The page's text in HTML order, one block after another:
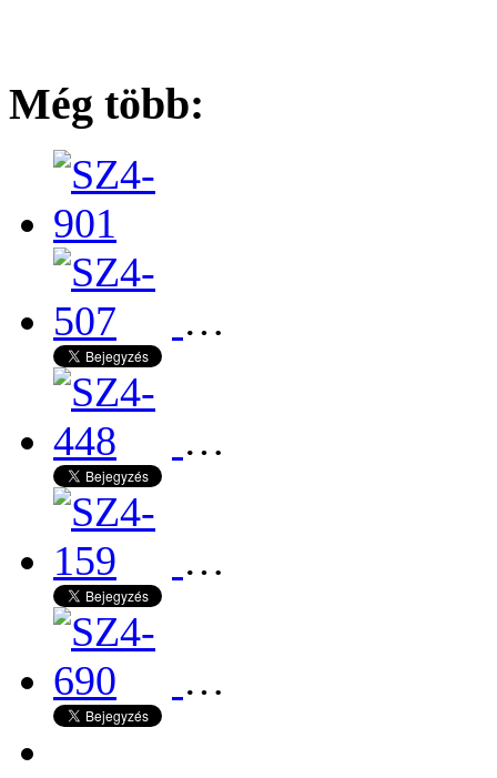
Még több:
…
…
…
…